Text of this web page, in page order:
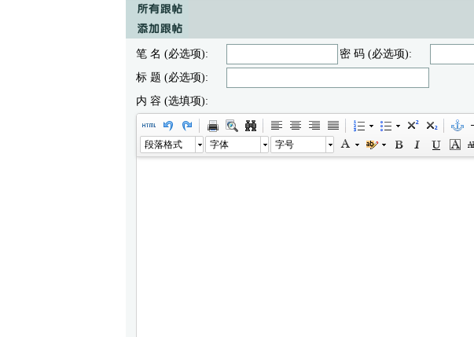
笔 名 (必选项): 密 码 (必选项):
标 题 (必选项):
内 容 (选填项):
段落格式 字体 字号